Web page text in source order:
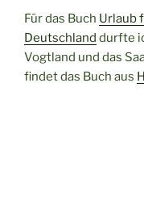
Für das Buch Urlaub
Deutschland durfte
Vogtland und das
findet das Buch aus